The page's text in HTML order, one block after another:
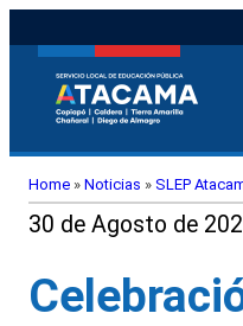
Home » Noticias » SLEP
30 de Agosto de